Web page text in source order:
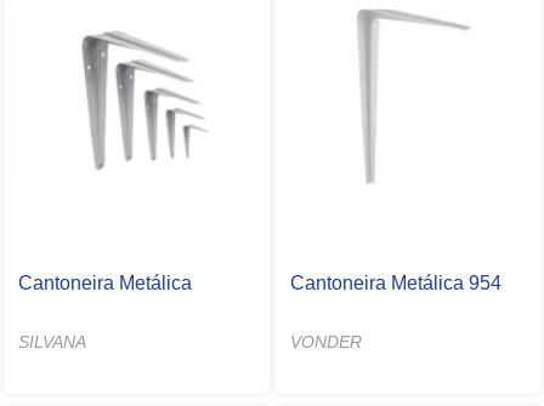
Cantoneira Metálica
SILVANA
Cantoneira Metálica 954
VONDER